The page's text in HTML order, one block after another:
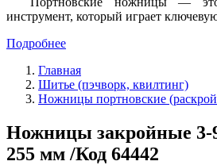
инструмент, который играет
Подробнее
Главная
Шитье (пэчворк, квилтинг)
Ножницы портновские
Ножницы закройные 3-
255 мм /Код 64442